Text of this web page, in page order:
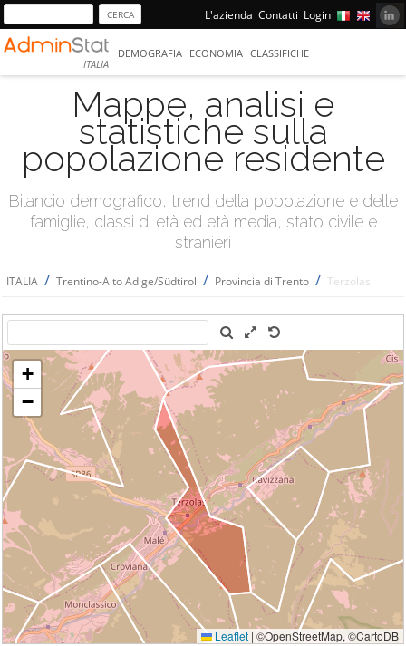
L'azienda Contatti Login
ITALIA
DEMOGRAFIA ECONOMIA CLASSIFICHE
Mappe, analisi e
statistiche sulla
popolazione residente
Bilancio demografico, trend della popolazione e delle
famiglie, classi di età ed età media, stato civile e
stranieri
ITALIA / Trentino-Alto Adige/Südtirol / Provincia di Trento / Terzolas